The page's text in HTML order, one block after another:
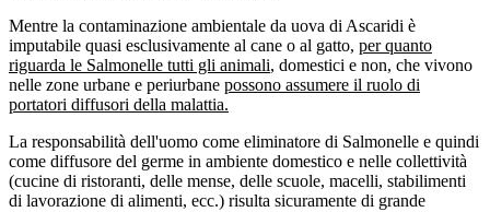
Mentre la contaminazione ambientale da uova di Ascaridi è
imputabile quasi esclusivamente al cane o al gatto, per quanto
riguarda le Salmonelle tutti gli animali, domestici e non, che vivono
nelle zone urbane e periurbane possono assumere il ruolo di
portatori diffusori della malattia.
La responsabilità dell'uomo come eliminatore di Salmonelle e quindi
come diffusore del germe in ambiente domestico e nelle collettività
(cucine di ristoranti, delle mense, delle scuole, macelli, stabilimenti
di lavorazione di alimenti, ecc.) risulta sicuramente di grande